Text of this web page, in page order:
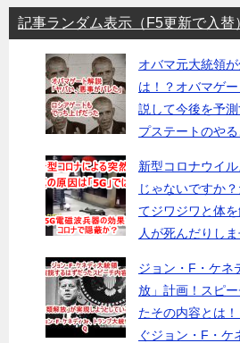
記事ランダム表示（F5更新で入替
オバマ元大統領
は！？オバマゲ
説して今後を予
プステートのや
新型コロナウイ
じゃないですか
てジワジワと体
人が死んだりし
ジョン・F・ケネ
放」計画！スピ
たその内容とは
ぐジョン・F・ケ